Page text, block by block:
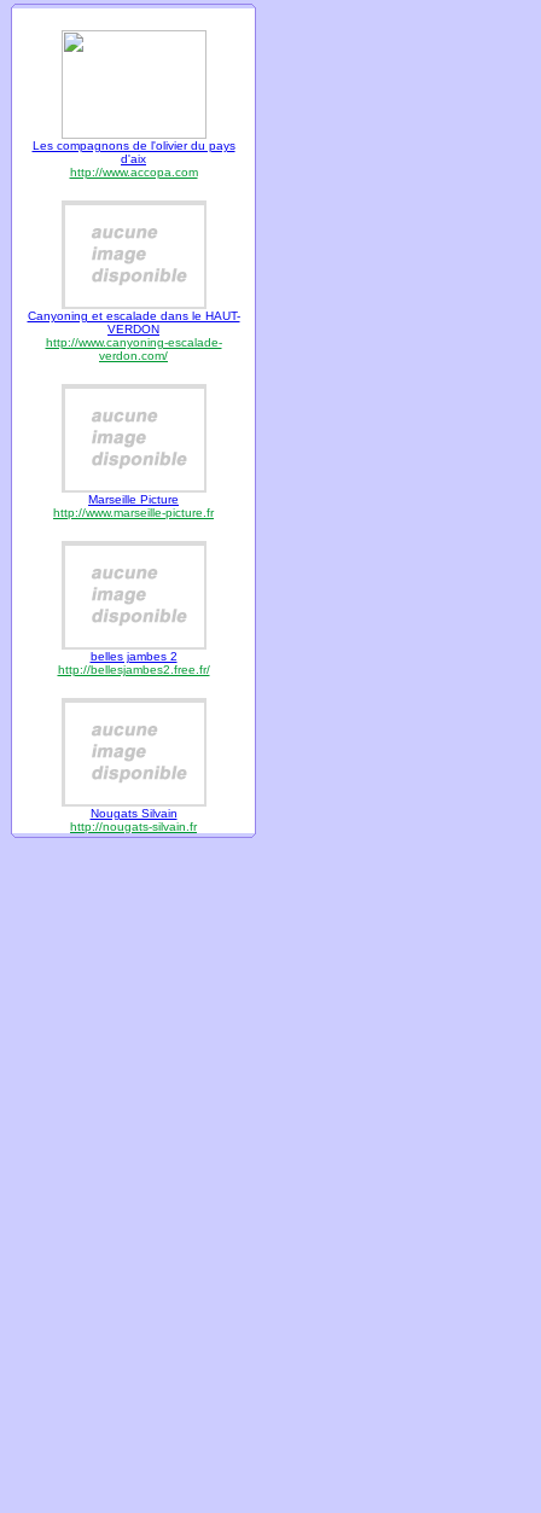
Les compagnons de l'olivier du pays
d'aix
http://www.accopa.com
Canyoning et escalade dans le HAUT-
VERDON
http://www.canyoning-escalade-
verdon.com/
Marseille Picture
http://www.marseille-picture.fr
belles jambes 2
http://bellesjambes2.free.fr/
Nougats Silvain
http://nougats-silvain.fr